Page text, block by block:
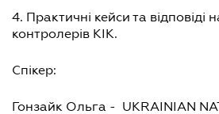
4. Практичні кейси та відповіді
контролерів КІК.
Спікер:
Гонзайк Ольга - UKRAINIAN